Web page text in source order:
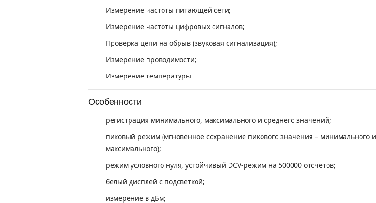
Измерение частоты питающей сети;
Измерение частоты цифровых сигналов;
Проверка цепи на обрыв (звуковая сигнализация);
Измерение проводимости;
Измерение температуры.
Особенности
регистрация минимального, максимального и среднего значений;
пиковый режим (мгновенное сохранение пикового значения – минимального и
максимального);
режим условного нуля, устойчивый DCV-режим на 500000 отсчетов;
белый дисплей с подсветкой;
измерение в дБм;